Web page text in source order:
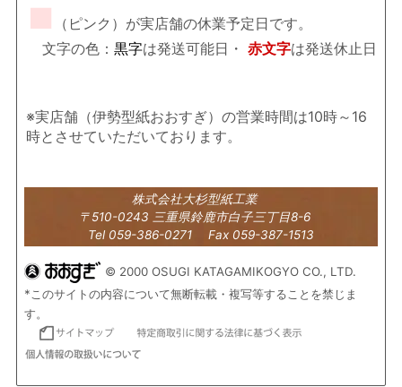
■
（ピンク）が実店舗の休業予定日です。
文字の色： 黒字は発送可能日・ 赤文字は発送休止日
※実店舗（伊勢型紙おおすぎ）の営業時間は10時～16
時とさせていただいております。
株式会社大杉型紙工業
〒510-0243 三重県鈴鹿市白子三丁目8-6
Tel 059-386-0271 Fax 059-387-1513
© 2000 OSUGI KATAGAMIKOGYO CO., LTD.
*このサイトの内容について無断転載・複写等することを禁じま
す。